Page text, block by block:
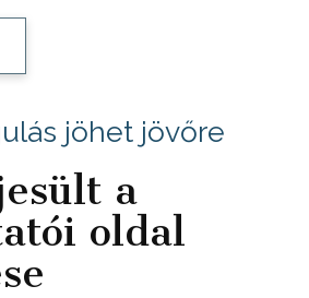
jöhet jövőre
a
oldal